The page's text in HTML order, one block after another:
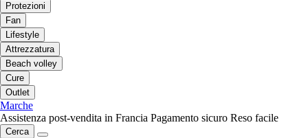
Protezioni
Fan
Lifestyle
Attrezzatura
Beach volley
Cure
Outlet
Marche
Assistenza post-vendita in Francia Pagamento sicuro Reso facile
Cerca